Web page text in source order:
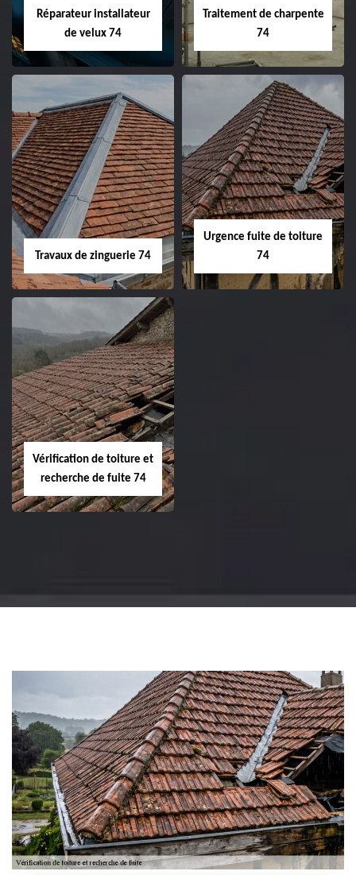
Réparateur installateur
de velux 74
Traitement de charpente
74
Travaux de zinguerie 74
Urgence fuite de toiture
74
Vérification de toiture et
recherche de fuite 74